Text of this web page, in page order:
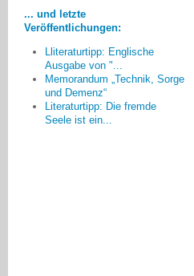
... und letzte
Veröffentlichungen:
Lliteraturtipp: Englische
Ausgabe von "...
Memorandum „Technik, Sorge
und Demenz“
Literaturtipp: Die fremde
Seele ist ein...
Wandel gesprochen, endlich wird
etwas bewegt!